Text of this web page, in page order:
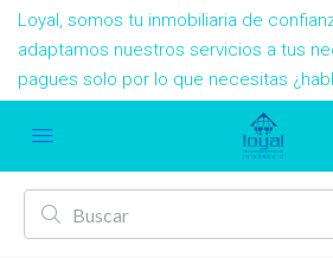
Loyal, somos tu inmobiliaria de
adaptamos nuestros servicios a tus
pagues solo por lo que necesitas